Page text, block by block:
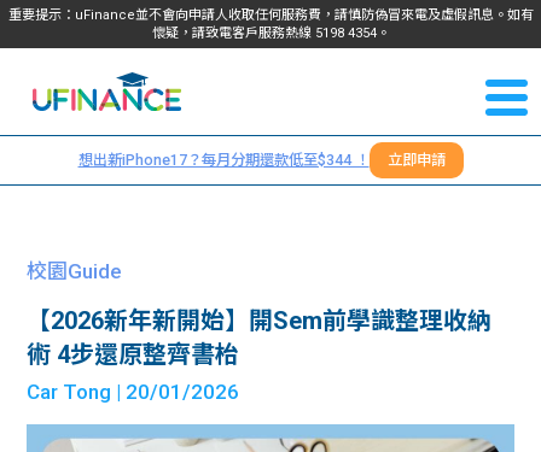
重要提示：uFinance並不會向申請人收取任何服務費，請慎防偽冒來電及虛假訊息。如有
懷疑，請致電客戶服務熱線 5198 4354。
我們
服務
貸款
資訊
們
＋
想出新iPhone17？每月分期還款低至$344 ！ 立即申請
校園Guide
【2026新年新開始】開Sem前學識整理收納
術 4步還原整齊書枱
Car Tong | 20/01/2026